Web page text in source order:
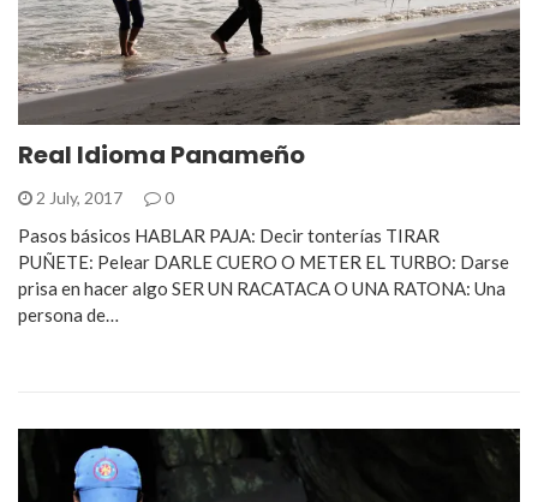
Real Idioma Panameño
2 July, 2017 0
Pasos básicos HABLAR PAJA: Decir tonterías TIRAR
PUÑETE: Pelear DARLE CUERO O METER EL TURBO: Darse
prisa en hacer algo SER UN RACATACA O UNA RATONA: Una
persona de…